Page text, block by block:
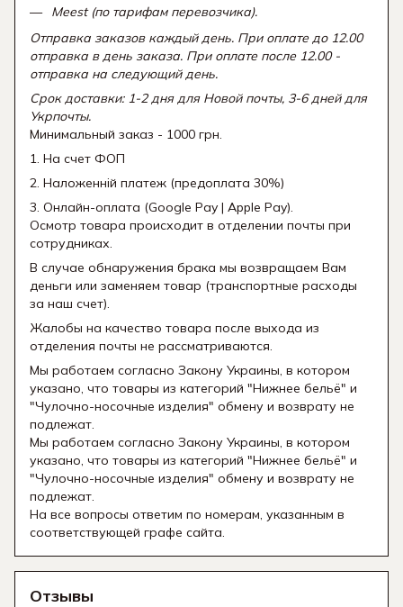
Meest (по тарифам перевозчика).
Отправка заказов каждый день. При оплате до 12.00
отправка в день заказа. При оплате после 12.00 -
отправка на следующий день.
Срок доставки: 1-2 дня для Новой почты, 3-6 дней для
Укрпочты.
Минимальный заказ - 1000 грн.
1. На счет ФОП
2. Наложенній платеж (предоплата 30%)
3. Онлайн-оплата (Google Pay | Apple Pay).
Осмотр товара происходит в отделении почты при
сотрудниках.
В случае обнаружения брака мы возвращаем Вам
деньги или заменяем товар (транспортные расходы
за наш счет).
Жалобы на качество товара после выхода из
отделения почты не рассматриваются.
Мы работаем согласно Закону Украины, в котором
указано, что товары из категорий "Нижнее бельё" и
"Чулочно-носочные изделия" обмену и возврату не
подлежат.
Мы работаем согласно Закону Украины, в котором
указано, что товары из категорий "Нижнее бельё" и
"Чулочно-носочные изделия" обмену и возврату не
подлежат.
На все вопросы ответим по номерам, указанным в
соответствующей графе сайта.
Отзывы